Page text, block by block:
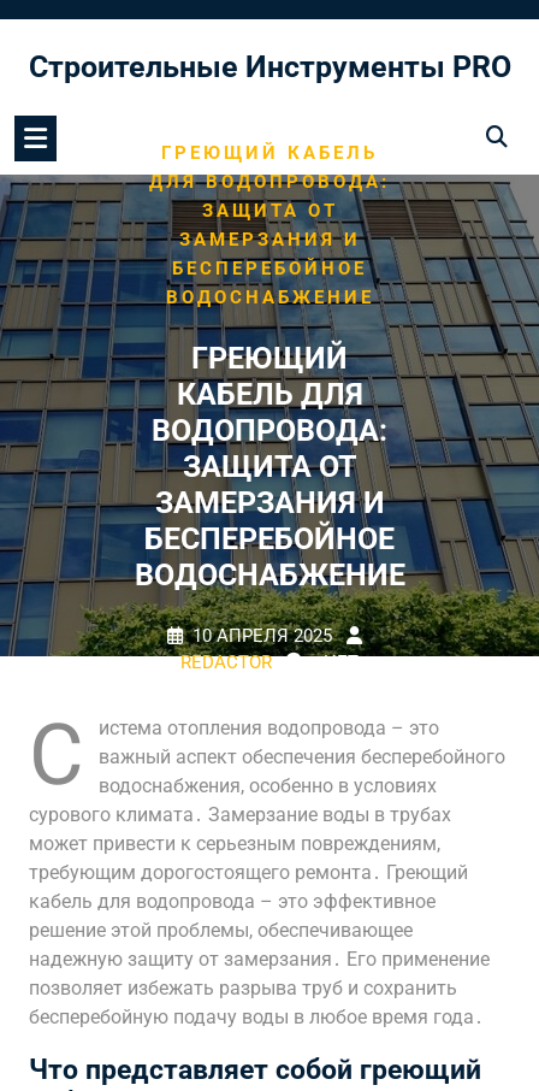
содержимому
Строительные Инструменты PRO
ГРЕЮЩИЙ КАБЕЛЬ
ДЛЯ ВОДОПРОВОДА:
ЗАЩИТА ОТ
ЗАМЕРЗАНИЯ И
БЕСПЕРЕБОЙНОЕ
ВОДОСНАБЖЕНИЕ
ГРЕЮЩИЙ
КАБЕЛЬ ДЛЯ
ВОДОПРОВОДА:
ЗАЩИТА ОТ
ЗАМЕРЗАНИЯ И
БЕСПЕРЕБОЙНОЕ
ВОДОСНАБЖЕНИЕ
10 АПРЕЛЯ 2025
REDACTOR
НЕТ
С
истема отопления водопровода – это
важный аспект обеспечения бесперебойного
водоснабжения, особенно в условиях
сурового климата․ Замерзание воды в трубах
может привести к серьезным повреждениям,
требующим дорогостоящего ремонта․ Греющий
кабель для водопровода – это эффективное
решение этой проблемы, обеспечивающее
надежную защиту от замерзания․ Его применение
позволяет избежать разрыва труб и сохранить
бесперебойную подачу воды в любое время года․
Что представляет собой греющий